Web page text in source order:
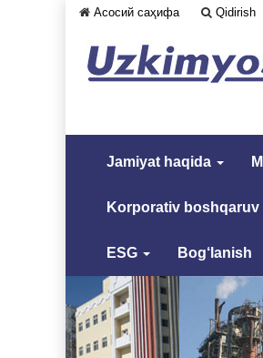
Асосий саҳифа Qidirish
Jamiyat haqida
Korporativ boshqaruv
ESG Bog‘lanish